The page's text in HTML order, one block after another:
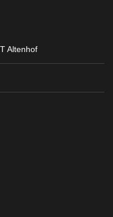
Altenhof